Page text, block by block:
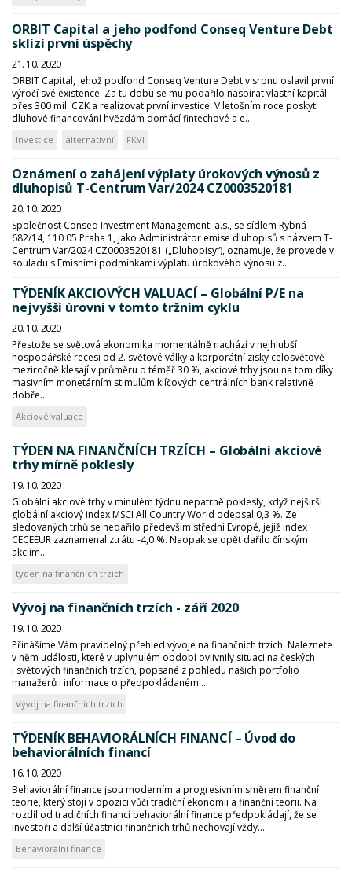
ORBIT Capital a jeho podfond Conseq Venture Debt
sklízí první úspěchy
21. 10. 2020
ORBIT Capital, jehož podfond Conseq Venture Debt v srpnu oslavil první
výročí své existence. Za tu dobu se mu podařilo nasbírat vlastní kapitál
přes 300 mil. CZK a realizovat první investice. V letošním roce poskytl
dluhové financování hvězdám domácí fintechové a e...
Investice alternativní FKVI
Oznámení o zahájení výplaty úrokových výnosů z
dluhopisů T-Centrum Var/2024 CZ0003520181
20. 10. 2020
Společnost Conseq Investment Management, a.s., se sídlem Rybná
682/14, 110 05 Praha 1, jako Administrátor emise dluhopisů s názvem T-
Centrum Var/2024 CZ0003520181 („Dluhopisy“), oznamuje, že provede v
souladu s Emisními podmínkami výplatu úrokového výnosu z...
TÝDENÍK AKCIOVÝCH VALUACÍ – Globální P/E na
nejvyšší úrovni v tomto tržním cyklu
20. 10. 2020
Přestože se světová ekonomika momentálně nachází v nejhlubší
hospodářské recesi od 2. světové války a korporátní zisky celosvětově
meziročně klesají v průměru o téměř 30 %, akciové trhy jsou na tom díky
masivním monetárním stimulům klíčových centrálních bank relativně
dobře...
Akciové valuace
TÝDEN NA FINANČNÍCH TRZÍCH – Globální akciové
trhy mírně poklesly
19. 10. 2020
Globální akciové trhy v minulém týdnu nepatrně poklesly, když nejširší
globální akciový index MSCI All Country World odepsal 0,3 %. Ze
sledovaných trhů se nedařilo především střední Evropě, jejíž index
CECEEUR zaznamenal ztrátu -4,0 %. Naopak se opět dařilo čínským
akciím...
týden na finančních trzích
Vývoj na finančních trzích - září 2020
19. 10. 2020
Přinášíme Vám pravidelný přehled vývoje na finančních trzích. Naleznete
v něm události, které v uplynulém období ovlivnily situaci na českých
i světových finančních trzích, popsané z pohledu našich portfolio
manažerů i informace o předpokládaném...
Vývoj na finančních trzích
TÝDENÍK BEHAVIORÁLNÍCH FINANCÍ – Úvod do
behaviorálních financí
16. 10. 2020
Behaviorální finance jsou moderním a progresivním směrem finanční
teorie, který stojí v opozici vůči tradiční ekonomii a finanční teorii. Na
rozdíl od tradičních financí behaviorální finance předpokládají, že se
investoři a další účastníci finančních trhů nechovají vždy...
Behaviorální finance